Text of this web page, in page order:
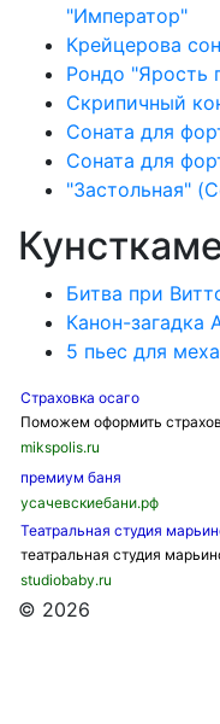
"Император"
Крейцерова
Рондо "Ярость
Скрипичный
Соната для
Соната для
"Застольная"
Битва при
Канон-загадка
5 пьес для
Страховка осаго
Поможем оформить
mikspolis.ru
премиум баня
усачевскиебани.рф
Театральная студия
театральная студия
studiobaby.ru
© 2026